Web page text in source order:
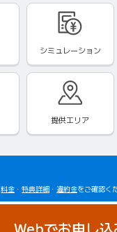
シミュレーション
提供エリア
料金 ・ 特典詳細 ・ 違約金をご確認く
Webでお申し込